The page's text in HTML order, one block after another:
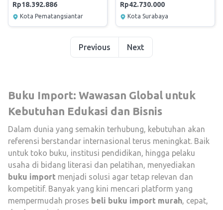
Rp18.392.886
Kota Pematangsiantar
Rp42.730.000
Kota Surabaya
Previous Next
Buku Import: Wawasan Global untuk
Kebutuhan Edukasi dan Bisnis
Dalam dunia yang semakin terhubung, kebutuhan akan
referensi berstandar internasional terus meningkat. Baik
untuk toko buku, institusi pendidikan, hingga pelaku
usaha di bidang literasi dan pelatihan, menyediakan
buku import menjadi solusi agar tetap relevan dan
kompetitif. Banyak yang kini mencari platform yang
mempermudah proses beli buku import murah, cepat,